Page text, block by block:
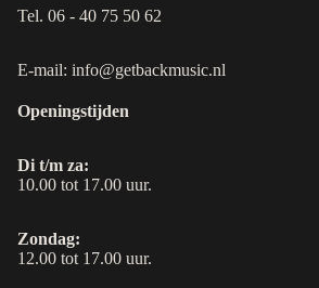
Tel. 06 - 40 75 50 62
E-mail: info@getbackmusic.nl
Openingstijden
Di t/m za:
10.00 tot 17.00 uur.
Zondag:
12.00 tot 17.00 uur.